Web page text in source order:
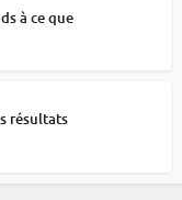
à ce que
résultats